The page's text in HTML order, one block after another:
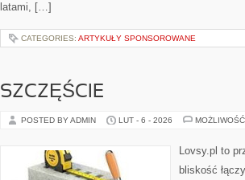
latami, […]
CATEGORIES: ARTYKUŁY SPONSOROWANE
SZCZĘŚCIE
POSTED BY ADMIN LUT - 6 - 2026
Lovsy.pl to
bliskość